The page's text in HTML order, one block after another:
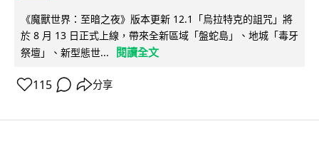
《魔獸世界：至暗之夜》版本更新 12.1「烏拉特克的詛咒」將
於 8 月 13 日正式上線，帶來全新區域「盤蛇島」、地城「毒牙
祭壇」、新型態世...
閱讀全文
115 分享